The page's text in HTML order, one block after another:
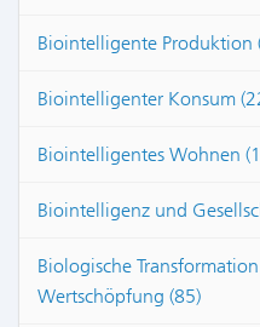
Biointelligente Produktion
Biointelligenter Konsum
Biointelligentes Wohnen
Biointelligenz und
Biologische
Wertschöpfung (85)